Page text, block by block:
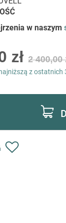
w naszym
zł 2 400,00
z ostatnich